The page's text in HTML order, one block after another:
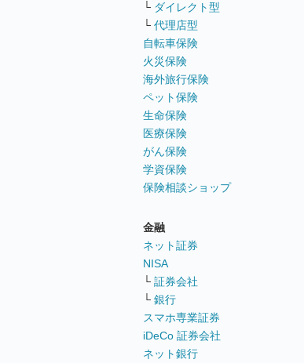
└ ダイレクト型
└ 代理店型
自転車保険
火災保険
海外旅行保険
ペット保険
生命保険
医療保険
がん保険
学資保険
保険相談ショップ
金融
ネット証券
NISA
└ 証券会社
└ 銀行
スマホ専業証券
iDeCo 証券会社
ネット銀行